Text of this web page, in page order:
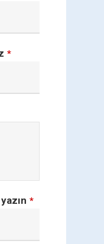
*
*